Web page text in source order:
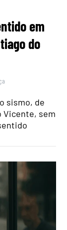
em
do
sismo, de
Vicente, sem